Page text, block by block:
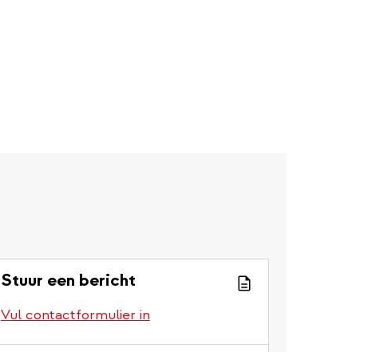
Stuur een bericht
Vul contactformulier in